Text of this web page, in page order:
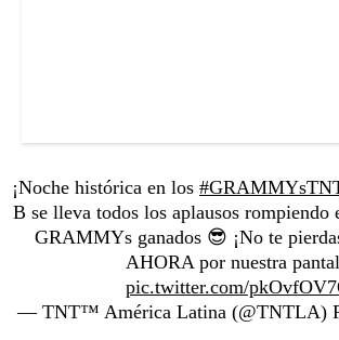
¡Noche histórica en los
B se lleva todos los aplausos rompiendo
GRAMMYs ganados 😎 ¡No te
AHORA por nuestra
pic.twitter.com/
— TNT™ América Latina (@TNTLA)